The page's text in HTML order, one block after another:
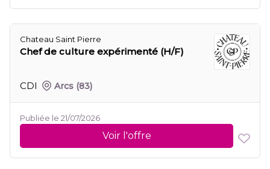
Chateau Saint Pierre
Chef de culture expérimenté (H/F)
CDI Arcs (83)
Publiée le 21/07/2026
Voir l'offre